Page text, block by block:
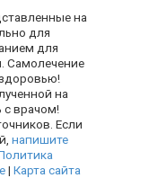
на
для
для
Самолечение
на
с врачом!
Если
напишите
| Карта сайта